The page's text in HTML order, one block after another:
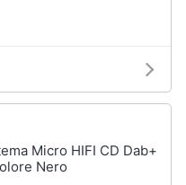
Micro HIFI CD Dab+
Nero